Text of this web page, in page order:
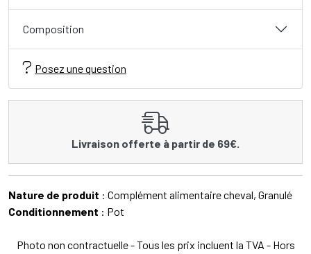
Composition
Posez une question
Livraison offerte à partir de 69€.
Nature de produit : Complément alimentaire cheval, Granulé
Conditionnement : Pot
Photo non contractuelle - Tous les prix incluent la TVA - Hors